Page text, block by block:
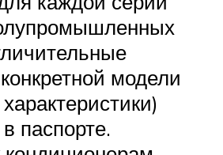
модели
паспорте.